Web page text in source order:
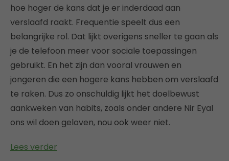
hoe hoger de kans dat je er inderdaad aan
verslaafd raakt. Frequentie speelt dus een
belangrijke rol. Dat lijkt overigens sneller te gaan als
je de telefoon meer voor sociale toepassingen
gebruikt. En het zijn dan vooral vrouwen en
jongeren die een hogere kans hebben om verslaafd
te raken. Dus zo onschuldig lijkt het doelbewust
aankweken van habits, zoals onder andere Nir Eyal
ons wil doen geloven, nou ook weer niet.
Lees verder